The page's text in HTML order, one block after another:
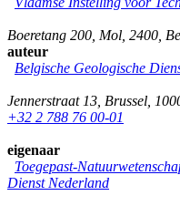
Boeretang 200 Mol 2400
auteur
Belgische Geologische
Jennerstraat 13 Brussel
+32 2 788 76 00-01
eigenaar
Toegepast-
Dienst Nederland